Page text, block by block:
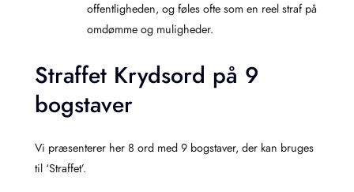
offentligheden, og føles ofte som en reel straf på
omdømme og muligheder.
Straffet Krydsord på 9
bogstaver
Vi præsenterer her 8 ord med 9 bogstaver, der kan bruges
til ‘Straffet’.